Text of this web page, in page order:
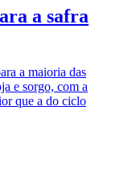
a safra
a maioria das
e sorgo, com a
que a do ciclo